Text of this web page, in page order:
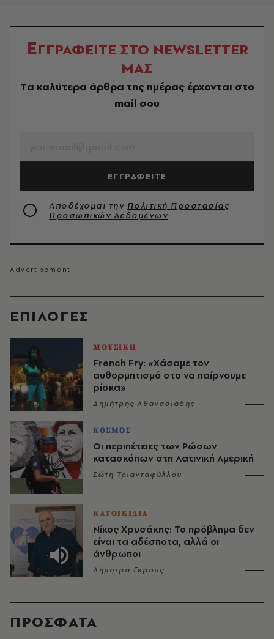
EΠΙΛΟΓΈΣ
ΜΟΥΣΙΚΗ
French Fry: «Χάσαμε τον
αυθορμητισμό στο να παίρνουμε
ρίσκα»
Δημήτρης Αθανασιάδης
ΚΟΣΜΟΣ
Οι περιπέτειες των Ρώσων
κατασκόπων στη Λατινική Αμερική
Σώτη Τριανταφύλλου
ΚΑΤΟΙΚΙΔΙΑ
Νίκος Χρυσάκης: Το πρόβλημα δεν
είναι τα αδέσποτα, αλλά οι
άνθρωποι
Δήμητρα Γκρους
ΕΓΓΡΑΦΕΙΤΕ ΣΤΟ NEWSLETTER
ΜΑΣ
Tα καλύτερα άρθρα της ημέρας έρχονται στο
mail σου
ΕΓΓΡΑΦΕΙΤΕ
Αποδέχομαι την Πολιτική Προστασίας
Προσωπικών Δεδομένων
ΠΡΟΣΦΑΤΑ